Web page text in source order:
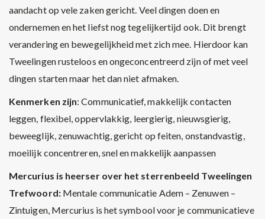
aandacht op vele zaken gericht. Veel dingen doen en
ondernemen en het liefst nog tegelijkertijd ook. Dit brengt
verandering en bewegelijkheid met zich mee. Hierdoor kan
Tweelingen rusteloos en ongeconcentreerd zijn of met veel
dingen starten maar het dan niet afmaken.
Kenmerken zijn: Communicatief, makkelijk contacten
leggen, flexibel, oppervlakkig, leergierig, nieuwsgierig,
beweeglijk, zenuwachtig, gericht op feiten, onstandvastig,
moeilijk concentreren, snel en makkelijk aanpassen
Mercurius is heerser over het sterrenbeeld Tweelingen
Trefwoord:Mentale communicatie Adem – Zenuwen –
Zintuigen, Mercurius is het symbool voor je communicatieve